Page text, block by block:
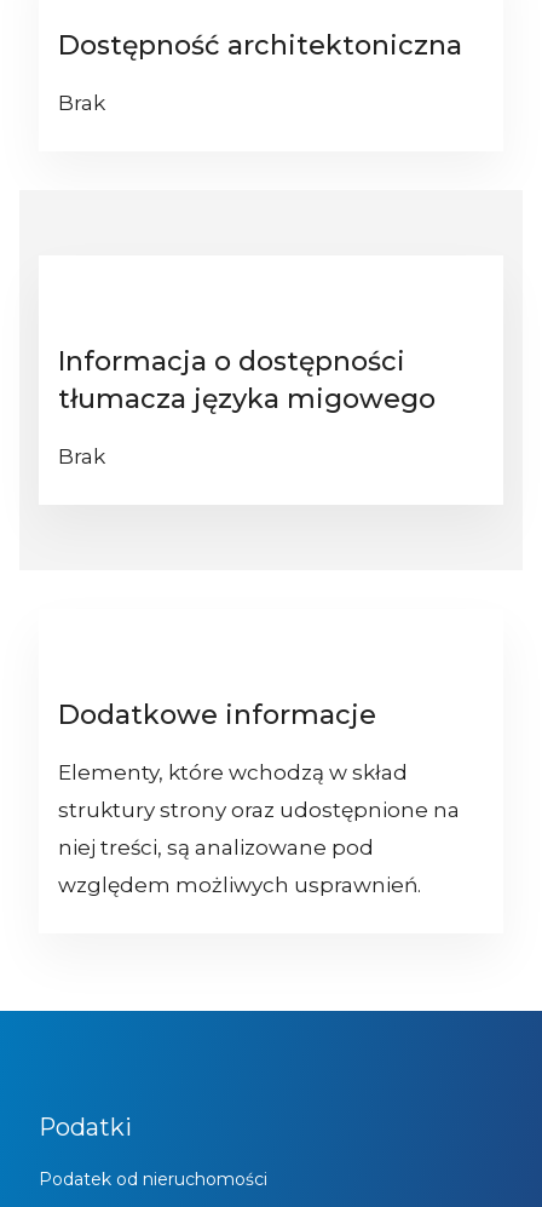
Dostępność architektoniczna
Brak
Informacja o dostępności
tłumacza języka migowego
Brak
Dodatkowe informacje
Elementy, które wchodzą w skład
struktury strony oraz udostępnione na
niej treści, są analizowane pod
względem możliwych usprawnień.
Podatki
Podatek od nieruchomości